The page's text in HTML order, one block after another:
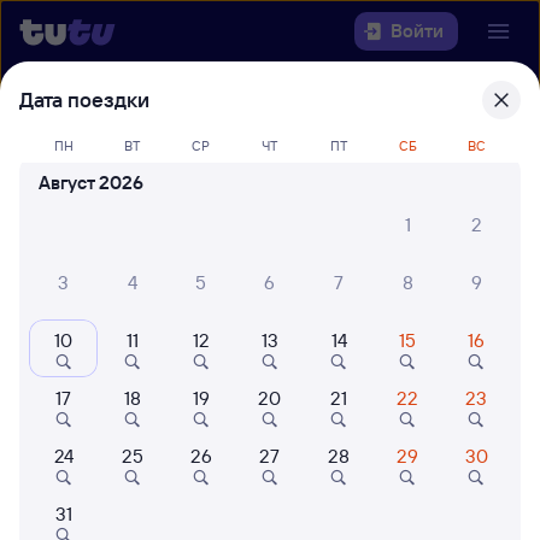
Войти
Выберите день, чтобы найти
билеты Рязань-2 — Астрахань
Откуда
Когда
Кто едет
Найти поезда
Дата поездки
ПН ВТ СР ЧТ ПТ СБ ВС
Август 2026
1
2
3 4 5 6 7 8 9
10 11 12 13 14 15 16
17 18 19 20 21 22 23
24 25 26 27 28 29 30
31